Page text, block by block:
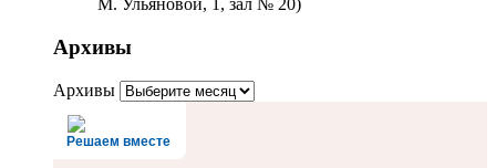
М. Ульяновой, 1, зал № 20)
Архивы
Архивы
Решаем вместе